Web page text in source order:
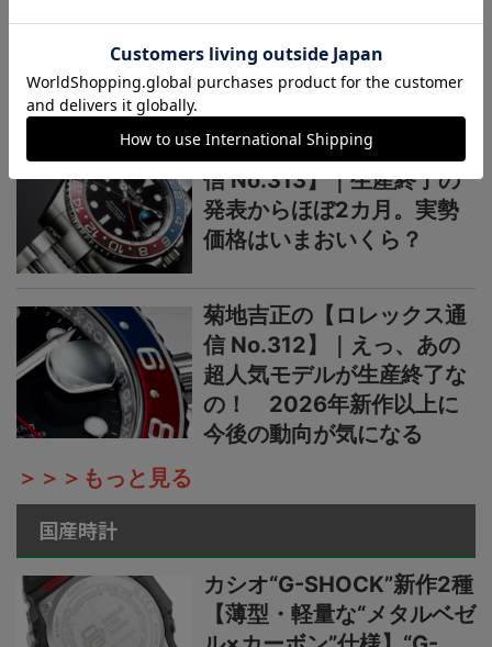
示するグラフィカルで繊細
なジュビリーダイアルモチ
菊地吉正の【ロレックス通
信 No.313】｜生産終了の
発表からほぼ2カ月。実勢
価格はいまおいくら？
菊地吉正の【ロレックス通
信 No.312】｜えっ、あの
超人気モデルが生産終了な
の！ 2026年新作以上に
今後の動向が気になる
＞＞＞もっと見る
国産時計
カシオ“G-SHOCK”新作2種
【薄型・軽量な“メタルベゼ